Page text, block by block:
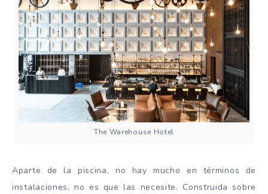
The Warehouse Hotel
Aparte de la piscina, no hay mucho en términos de
instalaciones, no es que las necesite. Construida sobre